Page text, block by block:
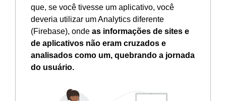
que, se você tivesse um aplicativo, você
deveria utilizar um Analytics diferente
(Firebase), onde as informações de sites e
de aplicativos não eram cruzados e
analisados como um, quebrando a jornada
do usuário.